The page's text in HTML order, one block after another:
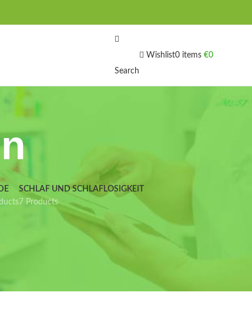
Search
Wishlist0 items €0
SCHLAF UND SCHLAFLOSIGKEIT
7 Products